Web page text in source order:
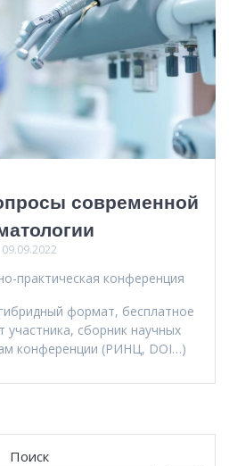
современной
09.09.2022
практическая конференция
формат, бесплатное
участника, сборник научных
конференции (РИНЦ, DOI…)
Поиск